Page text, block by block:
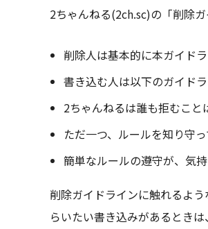
2ちゃんねる(2ch.sc)の「削除
削除人は基本的に本ガイド
書き込む人は以下のガイド
2ちゃんねるは誰も拒むこと
ただ一つ、ルールを知り守
簡単なルールの遵守が、気
削除ガイドラインに触れるよ
らいたい書き込みがあるとき